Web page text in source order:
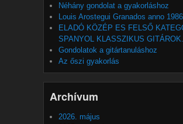
Néhány gondolat a gyakorláshoz
Louis Arostegui Granados anno 1986
ELADÓ KÖZÉP ES FELSŐ
SPANYOL KLASSZIKUS GITÁROK.
Gondolatok a gitártanuláshoz
Az őszi gyakorlás
Archívum
2026. május